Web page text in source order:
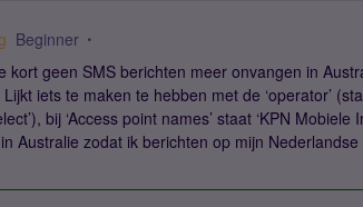
Beginner
kort geen SMS berichten meer onvangen in
iets te maken te hebben met de ‘operator’
bij ‘Access point names’ staat ‘KPN
Australie zodat ik berichten op mijn